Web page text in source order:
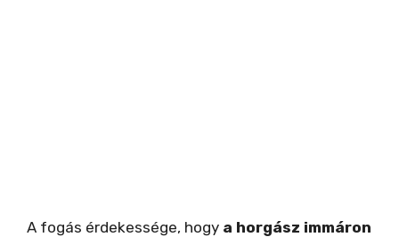
A fogás érdekessége, hogy a horgász immáron